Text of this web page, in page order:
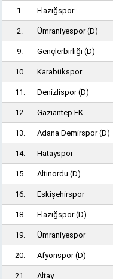
1. Elazığspor
2. Ümraniyespor(D)
9. Gençlerbirliği (D)
10. Karabükspor
11. Denizlispor(D)
12. Gaziantep FK
13. Adana Demirspor(D)
14. Hatayspor
15. Altınordu (D)
16. Eskişehirspor
18. Elazığspor(D)
19. Ümraniyespor
20. Afyonspor(D)
21. Altay